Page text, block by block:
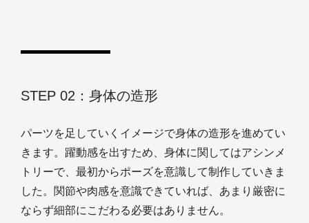
STEP 02：身体の造形
パーツを足していくイメージで身体の造形を進めてい
きます。躍動感を出すため、身体に関してはアシンメ
トリーで、最初からポーズを意識して制作していきま
した。関節や肉感を意識できていれば、あまり厳密に
ならず細部にこだわる必要はありません。